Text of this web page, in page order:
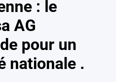
: le
AG
pour un
nationale .